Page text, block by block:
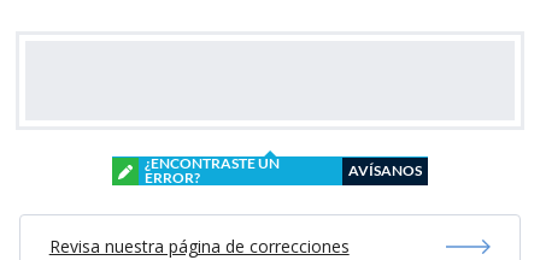
¿ENCONTRASTE UN
ERROR?
AVÍSANOS
Revisa nuestra página de correcciones